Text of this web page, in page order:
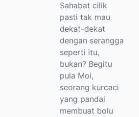
Sahabat cilik
pasti tak mau
dekat-dekat
dengan serangga
seperti itu,
bukan? Begitu
pula Moi,
seorang kurcaci
yang pandai
membuat bolu